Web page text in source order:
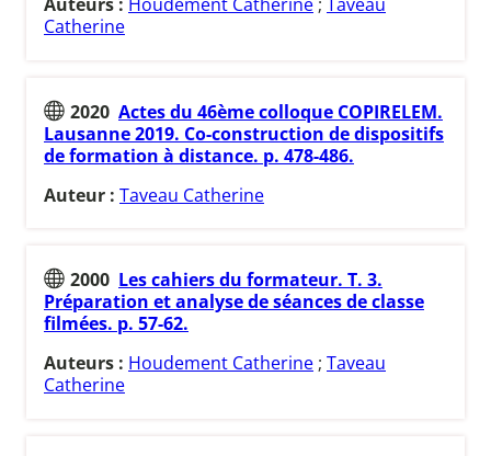
Catherine
2020 Actes du 46ème colloque COPIRELEM.
Lausanne 2019. Co-construction de dispositifs
de formation à distance. p. 478-486.
Auteur : Taveau Catherine
2000 Les cahiers du formateur. T. 3.
Préparation et analyse de séances de classe
filmées. p. 57-62.
Auteurs : Houdement Catherine ; Taveau
Catherine